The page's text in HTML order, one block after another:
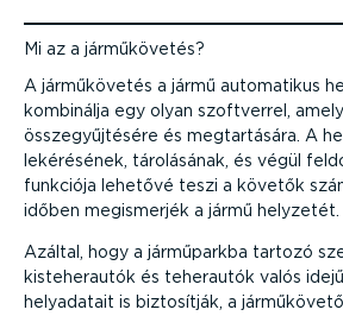
Mi az a jármű­kö­vetés?
Ugrás a tartalomhoz
A jármű­kö­vetés a jármű automatikus
kombinálja egy olyan szoftverrel,
össze­gyűj­tésére és megtar­tására. A
lekérésének, tárolásának, és végül
funkciója lehetővé teszi a követők
időben megismerjék a jármű helyzetét.
Azáltal, hogy a járműparkba tartozó
kiste­her­autók és teherautók valós
helyadatait is biztosítják, a